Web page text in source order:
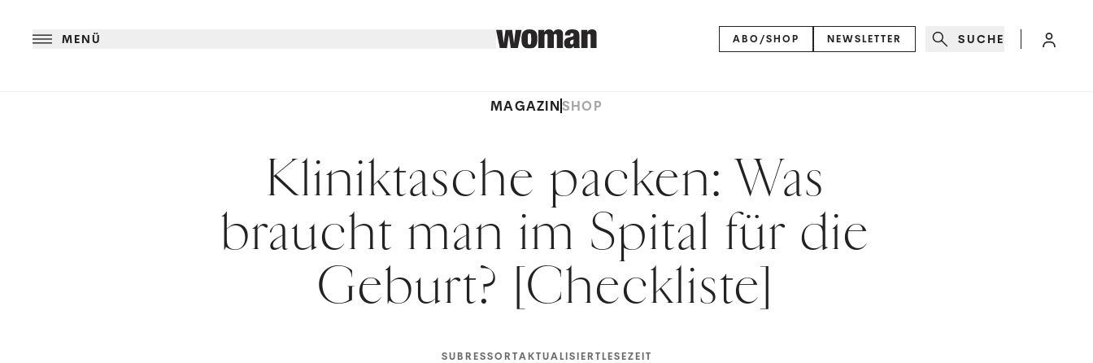
MENÜ ABO/SHOP NEWSLETTER SUCHE
MAGAZINSHOP
Kliniktasche packen: Was
braucht man im Spital für die
Geburt? [Checkliste]
SUBRESSORTAKTUALISIERTLESEZEIT